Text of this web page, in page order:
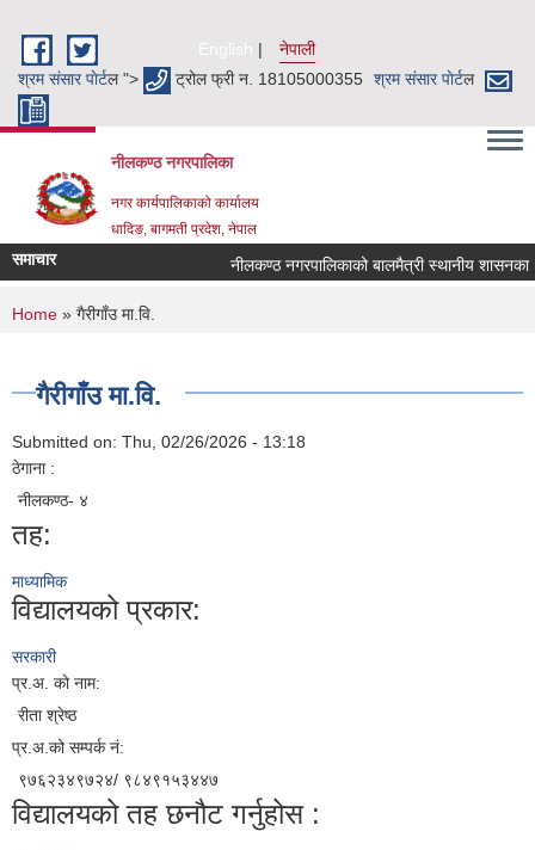
English
नेपाली
श्रम संसार पाेर्टल "> ट्रोल फ्री न. 18105000355 श्रम संसार पाेर्टल
नीलकण्ठ नगरपालिका
नगर कार्यपालिकाको कार्यालय
धादिङ, बागमती प्रदेश, नेपाल
समाचार नीलकण्ठ नगरपालिकाको बालमैत्री स्थानीय शासनका
You are here
Home » गैरीगाँउ मा.वि.
गैरीगाँउ मा.वि.
Submitted on: Thu, 02/26/2026 - 13:18
ठेगाना :
नीलकण्ठ- ४
तह:
माध्यामिक
विद्यालयको प्रकार:
सरकारी
प्र.अ. को नाम:
रीता श्रेष्ठ
प्र.अ.को सम्पर्क नं:
९७६२३४९७२४/ ९८४९१५३४४७
विद्यालयको तह छनौट गर्नुहोस :